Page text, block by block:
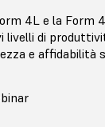
4L e la Form
livelli di
e affidabilità